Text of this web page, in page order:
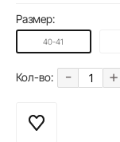
Размер:
40-41
Кол-во: - +